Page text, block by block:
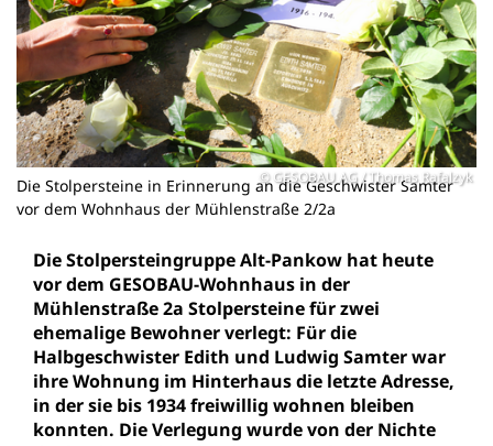
GESOBAU AG / Thomas Rafalzyk
Die Stolpersteine in Erinnerung an die Geschwister Samter
vor dem Wohnhaus der Mühlenstraße 2/2a
Die Stolpersteingruppe Alt-Pankow hat heute
vor dem GESOBAU-Wohnhaus in der
Mühlenstraße 2a Stolpersteine für zwei
ehemalige Bewohner verlegt: Für die
Halbgeschwister Edith und Ludwig Samter war
ihre Wohnung im Hinterhaus die letzte Adresse,
in der sie bis 1934 freiwillig wohnen bleiben
konnten. Die Verlegung wurde von der Nichte